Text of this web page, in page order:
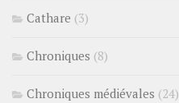
Cathare (3)
Chroniques (8)
Chroniques médiévales (24)